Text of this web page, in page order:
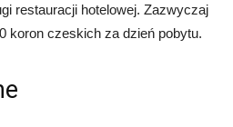
restauracji hotelowej. Zazwyczaj
koron czeskich za dzień pobytu.